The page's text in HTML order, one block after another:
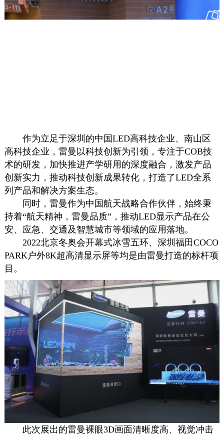
作为立足于深圳的中国LED高科技企业、南山区
高科技企业，雷曼以科技创新为引领，专注于COB技
术的研发，加快推进产学研用的深度融合，激发产品
创新实力，推动科技创新成果转化，打造了LED全系
列产品和解决方案生态。
同时，雷曼作为中国航天战略合作伙伴，始终秉
持着“航天精神，雷曼品质”，推动LED显示产品在公
安、应急、交通及智慧城市等领域的应用落地。
2022北京冬奥会开幕式冰雪五环、深圳福田COCO
PARK户外8K超高清显示屏等均是由雷曼打造的标杆项
目。
此次展出的雷曼裸眼3D画面清晰度高、视觉冲击